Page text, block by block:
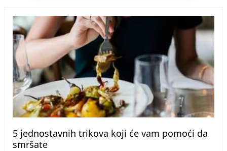
5 jednostavnih trikova koji će vam pomoći da
smršate